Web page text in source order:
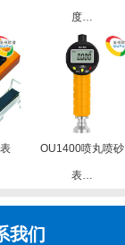
度…
OU1400喷丸喷砂
表…
我们